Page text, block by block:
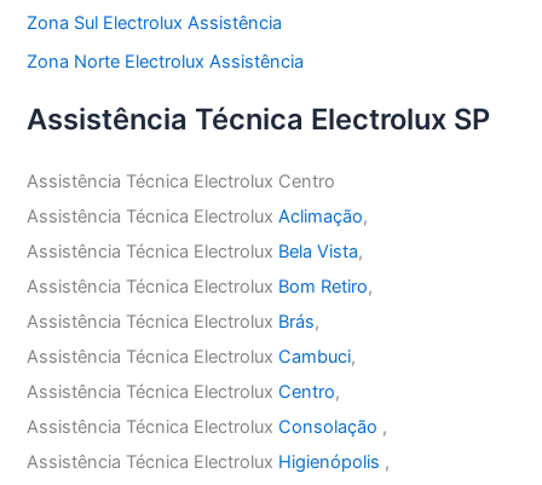
Zona Sul Electrolux Assistência
Zona Norte Electrolux Assistência
Assistência Técnica Electrolux SP
Assistência Técnica Electrolux Centro
Assistência Técnica ElectroluxAclimação,
Assistência Técnica Electrolux Bela Vista,
Assistência Técnica Electrolux Bom Retiro,
Assistência Técnica Electrolux Brás,
Assistência Técnica ElectroluxCambuci,
Assistência Técnica ElectroluxCentro,
Assistência Técnica ElectroluxConsolação ,
Assistência Técnica Electrolux Higienópolis ,